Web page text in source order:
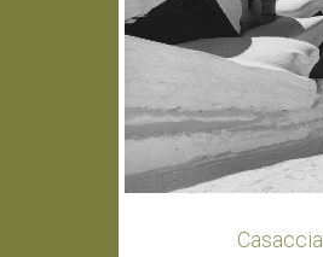
Casaccia